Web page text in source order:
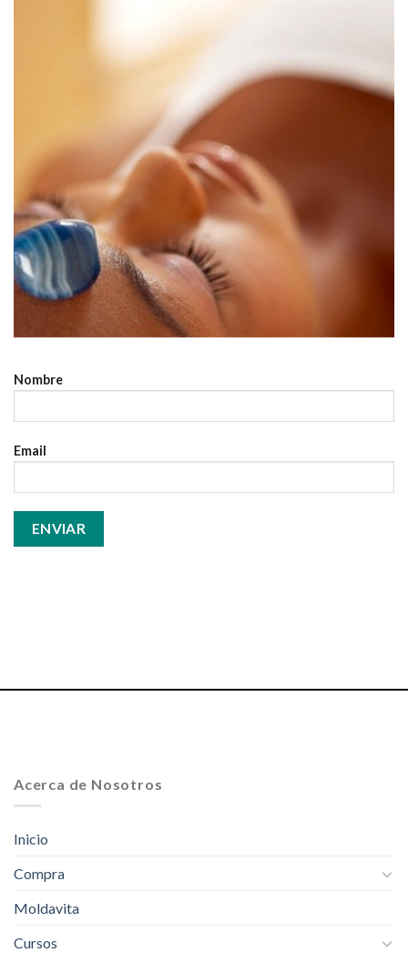
Nombre
Email
Acerca de Nosotros
Inicio
Compra
Moldavita
Cursos